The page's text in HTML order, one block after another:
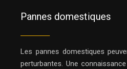
Pannes domestiques
Les pannes domestiques
perturbantes. Une